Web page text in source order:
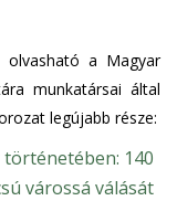
a Magyar
munkatársai által
legújabb része:
140
várossá válását